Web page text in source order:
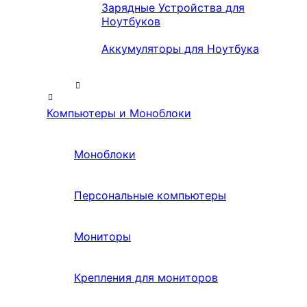
Зарядные Устройства для
Ноутбуков
Аккумуляторы для Ноутбука
Компьютеры и Моноблоки
Моноблоки
Персональные компьютеры
Мониторы
Крепления для мониторов